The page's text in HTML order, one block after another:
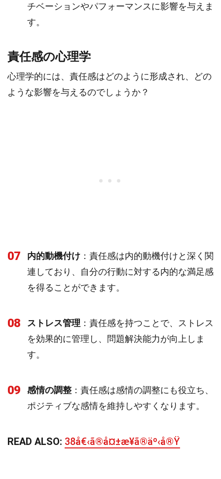
チベーションやパフォーマンスに影響を与えま
す。
責任感の心理学
心理学的には、責任感はどのように形成され、どの
ような影響を与えるのでしょうか？
07 内的動機付け ：責任感は内的動機付けと深く関
連しており、自分の行動に対する内的な満足感
を得ることができます。
08 ストレス管理 ：責任感を持つことで、ストレス
を効果的に管理し、問題解決能力が向上しま
す。
09 感情の調整 ：責任感は感情の調整にも役立ち、
ポジティブな感情を維持しやすくなります。
READ ALSO: 38å€‹ã®å¤±æ¥­ã®äº‹å®Ÿ